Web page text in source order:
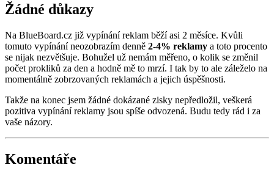
Žádné důkazy
Na BlueBoard.cz již vypínání reklam běží asi 2 měsíce. Kvůli
tomuto vypínání neozobrazím denně 2-4% reklamy a toto procento
se nijak nezvětšuje. Bohužel už nemám měřeno, o kolik se změnil
počet prokliků za den a hodně mě to mrzí. I tak by to ale záleželo na
momentálně zobrzovaných reklamách a jejich úspěšnosti.
Takže na konec jsem žádné dokázané zisky nepředložil, veškerá
pozitiva vypínání reklamy jsou spíše odvozená. Budu tedy rád i za
vaše názory.
Komentáře